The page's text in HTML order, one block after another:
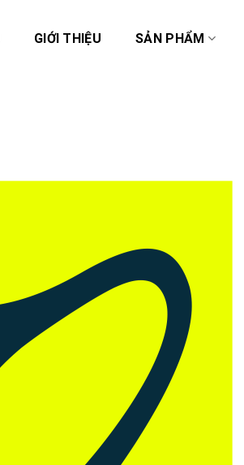
GIỚI THIỆU SẢN PHẨM